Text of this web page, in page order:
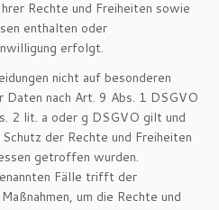
Rechte und Freiheiten sowie
enthalten oder
erfolgt.
nicht auf besonderen
Daten nach Art. 9 Abs. 1 DSGVO
2 lit. a oder g DSGVO gilt und
der Rechte und Freiheiten
getroffen wurden.
Fälle trifft der
um die Rechte und